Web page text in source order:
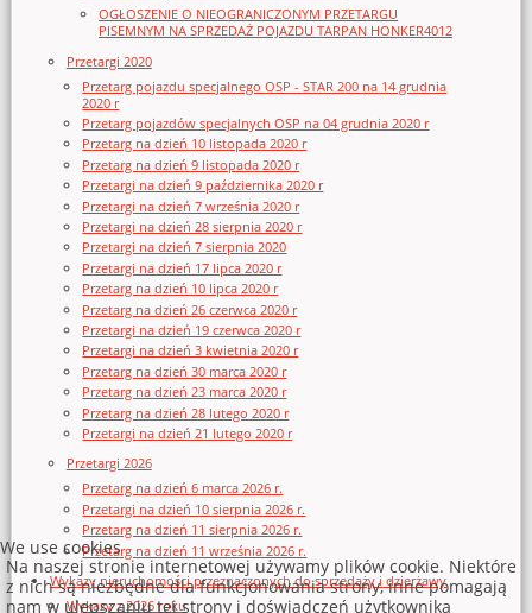
OGŁOSZENIE O NIEOGRANICZONYM PRZETARGU
PISEMNYM NA SPRZEDAŻ POJAZDU TARPAN HONKER4012
Przetargi 2020
Przetarg pojazdu specjalnego OSP - STAR 200 na 14 grudnia
2020 r
Przetarg pojazdów specjalnych OSP na 04 grudnia 2020 r
Przetarg na dzień 10 listopada 2020 r
Przetarg na dzień 9 listopada 2020 r
Przetargi na dzień 9 października 2020 r
Przetargi na dzień 7 września 2020 r
Przetargi na dzień 28 sierpnia 2020 r
Przetargi na dzień 7 sierpnia 2020
Przetargi na dzień 17 lipca 2020 r
Przetarg na dzień 10 lipca 2020 r
Przetarg na dzień 26 czerwca 2020 r
Przetargi na dzień 19 czerwca 2020 r
Przetargi na dzień 3 kwietnia 2020 r
Przetarg na dzień 30 marca 2020 r
Przetarg na dzień 23 marca 2020 r
Przetarg na dzień 28 lutego 2020 r
Przetargi na dzień 21 lutego 2020 r
Przetargi 2026
Przetarg na dzień 6 marca 2026 r.
Przetargi na dzień 10 sierpnia 2026 r.
Przetarg na dzień 11 sierpnia 2026 r.
Przetarg na dzień 11 września 2026 r.
Wykazy nieruchomości przeznaczonych do sprzedaży i dzierżawy
Wykazy z 2026 roku
We use cookies
Na naszej stronie internetowej używamy plików cookie. Niektóre
z nich są niezbędne dla funkcjonowania strony, inne pomagają
nam w ulepszaniu tej strony i doświadczeń użytkownika